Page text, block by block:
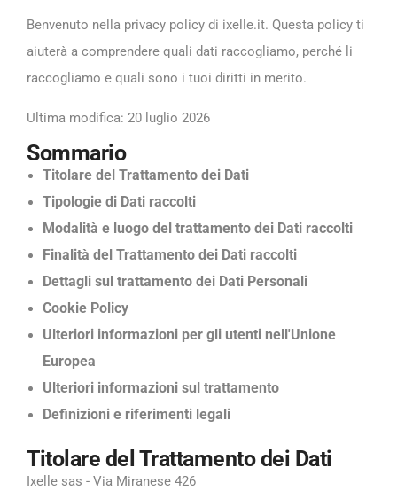
Benvenuto nella privacy policy di ixelle.it. Questa policy ti
aiuterà a comprendere quali dati raccogliamo, perché li
raccogliamo e quali sono i tuoi diritti in merito.
Ultima modifica: 20 luglio 2026
Sommario
Titolare del Trattamento dei Dati
Tipologie di Dati raccolti
Modalità e luogo del trattamento dei Dati raccolti
Finalità del Trattamento dei Dati raccolti
Dettagli sul trattamento dei Dati Personali
Cookie Policy
Ulteriori informazioni per gli utenti nell'Unione
Europea
Ulteriori informazioni sul trattamento
Definizioni e riferimenti legali
Titolare del Trattamento dei Dati
Ixelle sas - Via Miranese 426